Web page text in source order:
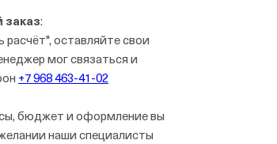
:
расчёт", оставляйте свои
мог связаться и
+7 968 463-41-02
бюджет и оформление вы
наши специалисты